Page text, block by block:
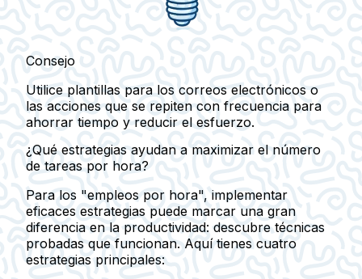
Consejo
Utilice plantillas para los correos electrónicos o
las acciones que se repiten con frecuencia para
ahorrar tiempo y reducir el esfuerzo.
¿Qué estrategias ayudan a maximizar el número
de tareas por hora?
Para los "empleos por hora", implementar
eficaces estrategias puede marcar una gran
diferencia en la productividad: descubre técnicas
probadas que funcionan. Aquí tienes cuatro
estrategias principales: